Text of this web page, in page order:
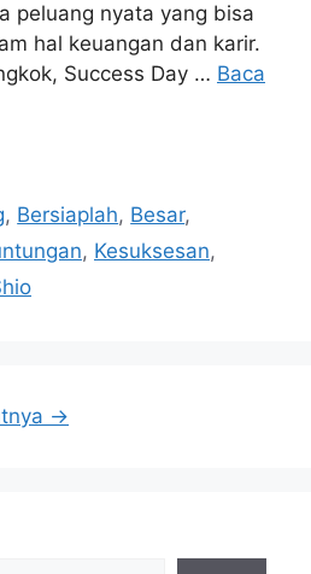
peluang nyata yang bisa
hal keuangan dan karir.
Success Day … Baca
, Bersiaplah, Besar,
, Kesuksesan,
→